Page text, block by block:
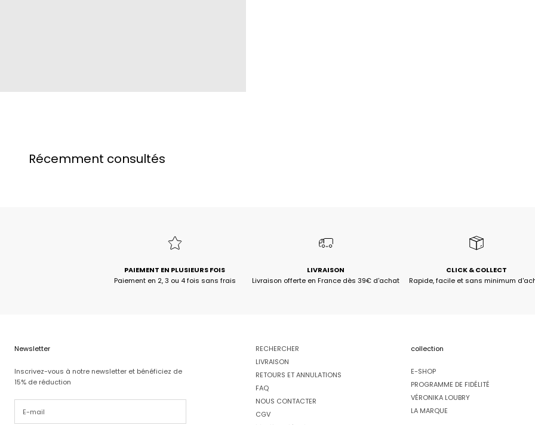
Récemment consultés
PAIEMENT EN PLUSIEURS FOIS
Paiement en 2, 3 ou 4 fois sans frais
LIVRAISON
Livraison offerte en France dès 39€ d'achat
CLICK & COLLECT
Rapide, facile et sans minimum
Newsletter
Inscrivez-vous à notre newsletter et bénéficiez de
15% de réduction
RECHERCHER
LIVRAISON
RETOURS ET ANNULATIONS
FAQ
NOUS CONTACTER
CGV
collection
E-SHOP
PROGRAMME DE FIDÉLITÉ
VÉRONIKA LOUBRY
LA MARQUE